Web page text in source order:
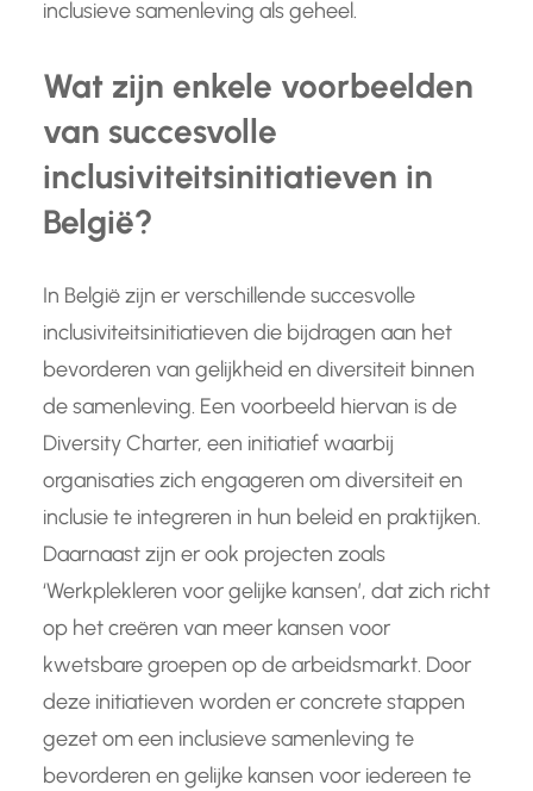
inclusieve samenleving als geheel.
Wat zijn enkele voorbeelden
van succesvolle
inclusiviteitsinitiatieven in
België?
In België zijn er verschillende succesvolle
inclusiviteitsinitiatieven die bijdragen aan het
bevorderen van gelijkheid en diversiteit binnen
de samenleving. Een voorbeeld hiervan is de
Diversity Charter, een initiatief waarbij
organisaties zich engageren om diversiteit en
inclusie te integreren in hun beleid en praktijken.
Daarnaast zijn er ook projecten zoals
‘Werkplekleren voor gelijke kansen’, dat zich richt
op het creëren van meer kansen voor
kwetsbare groepen op de arbeidsmarkt. Door
deze initiatieven worden er concrete stappen
gezet om een inclusieve samenleving te
bevorderen en gelijke kansen voor iedereen te